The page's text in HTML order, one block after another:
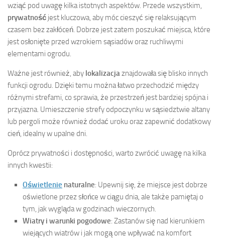
wziąć pod uwagę kilka istotnych aspektów. Przede wszystkim,
prywatność jest kluczowa, aby móc cieszyć się relaksującym
czasem bez zakłóceń. Dobrze jest zatem poszukać miejsca, które
jest osłonięte przed wzrokiem sąsiadów oraz ruchliwymi
elementami ogrodu.
Ważne jest również, aby lokalizacjaznajdowała się blisko innych
funkcji ogrodu. Dzięki temu można łatwo przechodzić między
różnymi strefami, co sprawia, że przestrzeń jest bardziej spójna i
przyjazna. Umieszczenie strefy odpoczynku w sąsiedztwie altany
lub pergoli może również dodać uroku oraz zapewnić dodatkowy
cień, idealny w upalne dni.
Oprócz prywatności i dostępności, warto zwrócić uwagę na kilka
innych kwestii:
Oświetlenie naturalne: Upewnij się, że miejsce jest dobrze
oświetlone przez słońce w ciągu dnia, ale także pamiętaj o
tym, jak wygląda w godzinach wieczornych.
Wiatry i warunki pogodowe: Zastanów się nad kierunkiem
wiejących wiatrów i jak mogą one wpływać na komfort